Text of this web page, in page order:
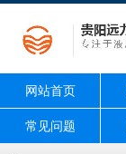
网站首页
常见问题